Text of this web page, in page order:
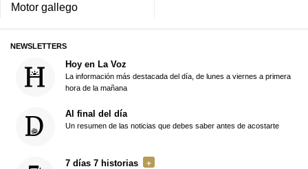
Motor gallego
NEWSLETTERS
Hoy en La Voz
La información más destacada del día, de lunes a viernes a primera
hora de la mañana
Al final del día
Un resumen de las noticias que debes saber antes de acostarte
7 días 7 historias